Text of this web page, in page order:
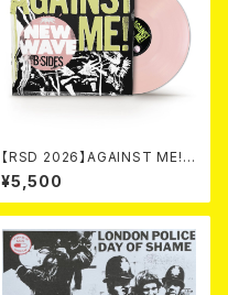
【RSD 2026】AGAINST ME! /
NEW WAVE B-SIDES [RSD V
INYL EP][Coloured Vinyl](1
2")
¥5,500